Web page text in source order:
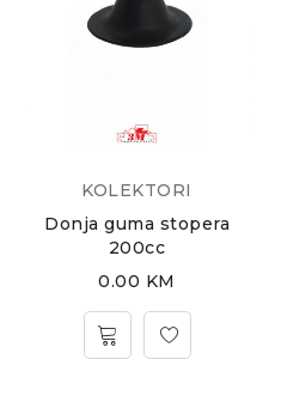
KOLEKTORI
Donja guma stopera
200cc
0.00 KM